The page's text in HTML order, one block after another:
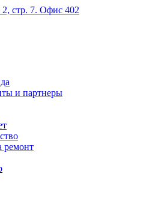
стр. 7. Офис 402
и партнеры
ремонт